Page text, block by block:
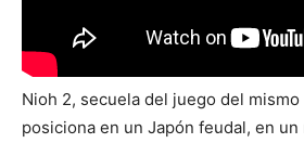
Nioh 2, secuela del juego del
posiciona en un Japón feudal, en